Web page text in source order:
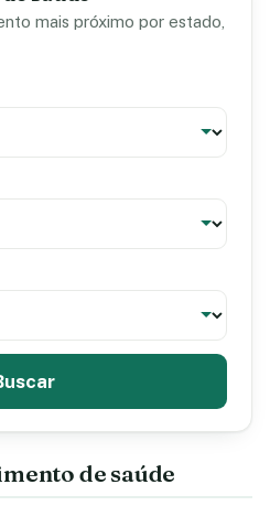
mais próximo por estado,
de saúde